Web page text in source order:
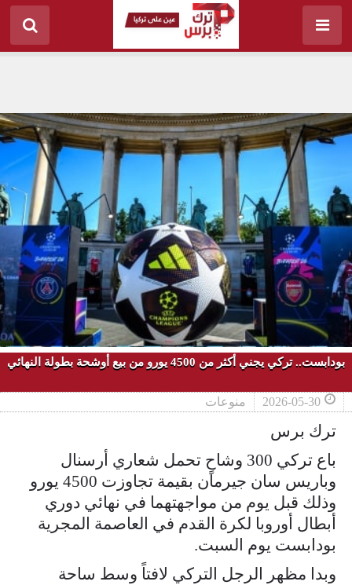
بودابست.. تركي يجني أكثر من 4500 يورو من بيع أوشحة بطولة النهائي
2026-05-30 منوعات
ترك برس
باع تركي 300 وشاحٍ تحمل شعاري أرسنال
وباريس سان جيرمان بقيمة تجاوزت 4500 يورو
وذلك قبل يوم من مواجهتهما في نهائي دوري
أبطال أوروبا لكرة القدم في العاصمة المجرية
بودابست يوم السبت.
وبدا مظهر الرجل التركي لافتاً وسط ساحة